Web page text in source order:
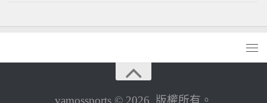
vamossports © 2026. 版權所有。